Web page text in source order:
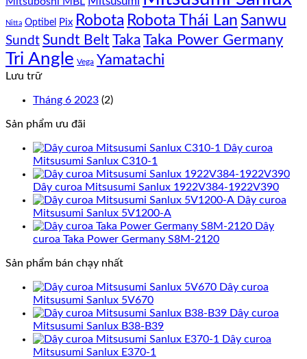
Nitta Optibel Pix Robota Robota Thái Lan Sanwu
Sundt Sundt Belt Taka Taka Power Germany
Tri Angle Vega Yamatachi
Lưu trữ
Tháng 6 2023 (2)
Sản phẩm ưu đãi
Dây curoa
Mitsusumi Sanlux C310-1
Dây curoa Mitsusumi Sanlux 1922V384-1922V390
Dây curoa
Mitsusumi Sanlux 5V1200-A
Dây
curoa Taka Power Germany S8M-2120
Sản phẩm bán chạy nhất
Dây curoa
Mitsusumi Sanlux 5V670
Dây curoa
Mitsusumi Sanlux B38-B39
Dây curoa
Mitsusumi Sanlux E370-1